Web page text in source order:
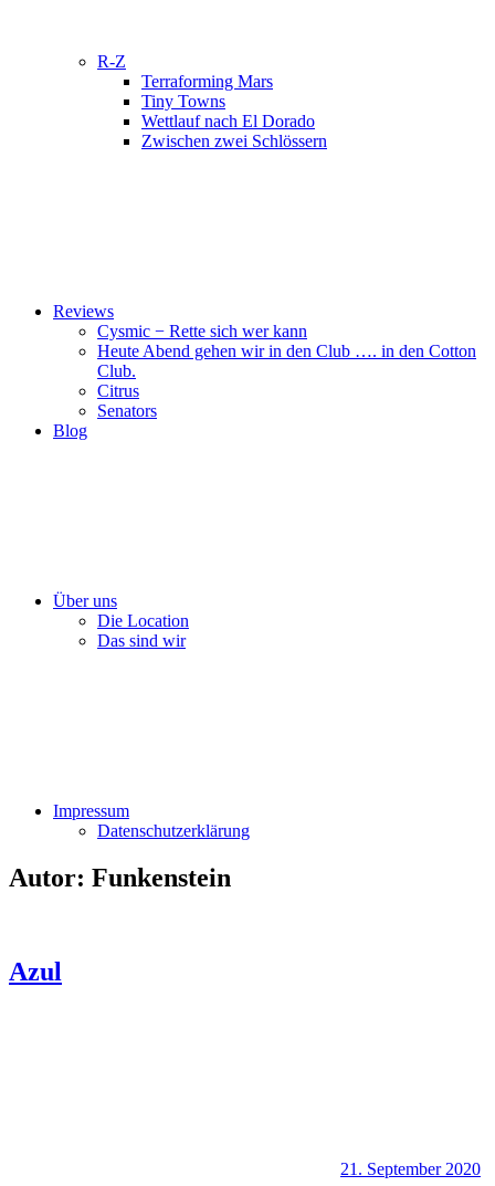
R-Z
Terraforming Mars
Tiny Towns
Wettlauf nach El Dorado
Zwischen zwei Schlössern
Reviews
Cysmic − Rette sich wer kann
Heute Abend gehen wir in den Club …. in den Cotton
Club.
Citrus
Senators
Blog
Über uns
Die Location
Das sind wir
Impressum
Datenschutzerklärung
Autor: Funkenstein
Azul
21. September 2020